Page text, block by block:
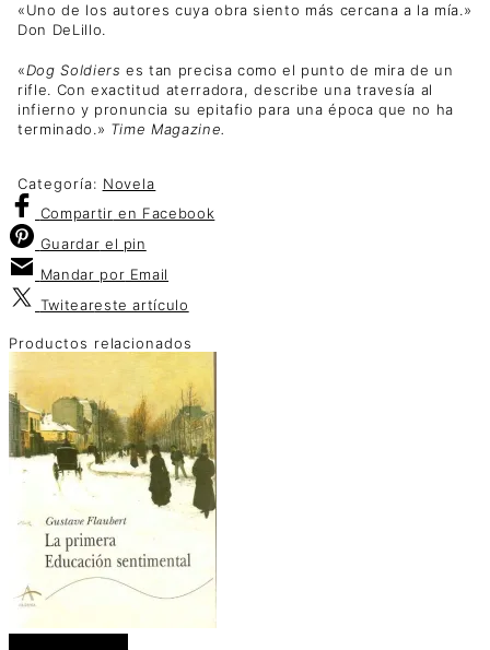
«Uno de los autores cuya obra siento más cercana a la mía.»
Don DeLillo.
«Dog Soldiers es tan precisa como el punto de mira de un
rifle. Con exactitud aterradora, describe una travesía al
infierno y pronuncia su epitafio para una época que no ha
terminado.» Time Magazine.
Categoría: Novela
Compartir en Facebook
Guardar el pin
Mandar por Email
Twiteareste artículo
Productos relacionados